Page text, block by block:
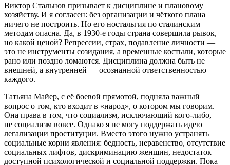
Виктор Стальнов призывает к дисциплине и плановому
хозяйству. И я согласен: без организации и чёткого плана
ничего не построить. Но его ностальгия по сталинским
методам опасна. Да, в 1930‑е годы страна совершила рывок,
но какой ценой? Репрессии, страх, подавление личности —
это не инструменты созидания, а временные костыли, которые
рано или поздно ломаются. Дисциплина должна быть не
внешней, а внутренней — осознанной ответственностью
каждого.
Татьяна Майер, с её боевой прямотой, подняла важный
вопрос о том, кто входит в «народ», о котором мы говорим.
Она права в том, что социализм, исключающий кого‑либо, —
не социализм вовсе. Однако я не могу поддержать идею
легализации проституции. Вместо этого нужно устранять
социальные корни явления: бедность, неравенство, отсутствие
социальных лифтов, дискриминацию женщин, недостаток
доступной психологической и социальной поддержки. Пока